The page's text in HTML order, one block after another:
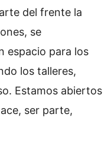
del frente la
se
espacio para los
los talleres,
Estamos abiertos
ser parte,